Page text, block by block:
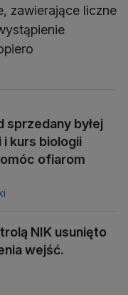
zawierające liczne
sprzedany byłej
kurs biologii
ofiarom
NIK usunięto
wejść.